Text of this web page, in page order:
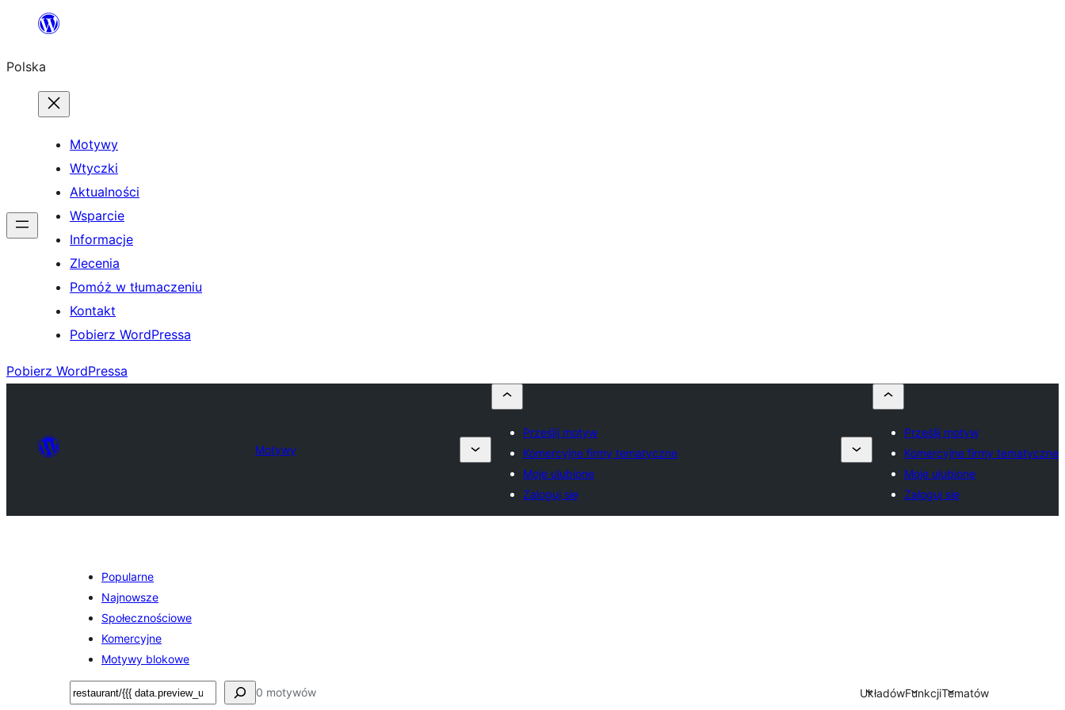
Przejdź
treści
Polska
Motywy
Wtyczki
Aktualności
Wsparcie
Informacje
Zlecenia
Pomóż w tłumaczeniu
Kontakt
Pobierz WordPressa
Pobierz WordPressa
Motywy
Prześlij motyw
Komercyjne firmy tematyczne
Moje ulubione
Zaloguj się
Prześlij motyw
Komercyjne firmy tematyczne
Moje ulubione
Zaloguj się
Popularne
Najnowsze
Społecznościowe
Komercyjne
Motywy blokowe
Szukaj 0 motywów UkładówFunkcjiTematów